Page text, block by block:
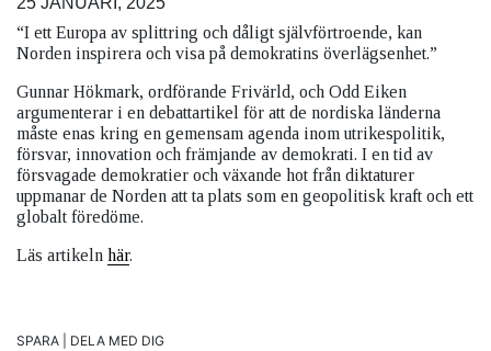
“I ett Europa av splittring och dåligt självförtroende, kan
Norden inspirera och visa på demokratins överlägsenhet.”
Gunnar Hökmark, ordförande Frivärld, och Odd Eiken
argumenterar i en debattartikel för att de nordiska länderna
måste enas kring en gemensam agenda inom utrikespolitik,
försvar, innovation och främjande av demokrati. I en tid av
försvagade demokratier och växande hot från diktaturer
uppmanar de Norden att ta plats som en geopolitisk kraft och ett
globalt föredöme.
Läs artikeln här.
SPARA | DELA MED DIG